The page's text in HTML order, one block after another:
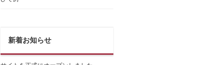
新着お知らせ